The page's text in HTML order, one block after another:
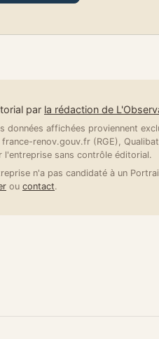
par la rédaction de
données affichées proviennent
france-renov.gouv.fr (RGE),
l'entreprise sans contrôle éditorial.
n'a pas candidaté à un
ou contact.